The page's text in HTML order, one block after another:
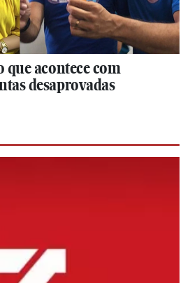
que acontece com
desaprovadas